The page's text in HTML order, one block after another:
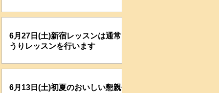
6月27日(土)新宿レッスンは通常ど
うりレッスンを行います
6月13日(土)初夏のおいしい懇親会